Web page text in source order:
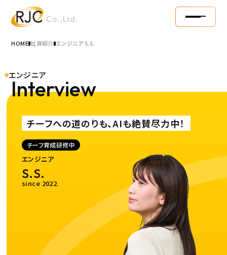
RJC丸わかり
10年やりがいストーリー
エントリー
HOME 社員紹介 エンジニア S.S.
エンジニア
Interview
チーフへの道のりも、AIも絶賛尽力中！
チーフ育成研修中
エンジニア
S.S.
since 2022.